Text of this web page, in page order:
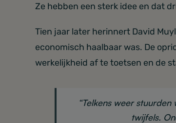
Ze hebben een sterk idee en dat
Tien jaar later herinnert David
economisch haalbaar was. De
werkelijkheid af te toetsen en de
“Telkens weer
twijfels.